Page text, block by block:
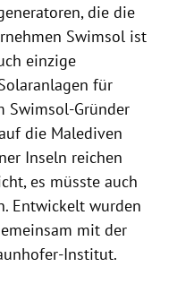
die die
Swimsol ist
einzige
für
Swimsol-Gründer
die Malediven
Inseln reichen
es müsste auch
Entwickelt wurden
mit der
Institut.